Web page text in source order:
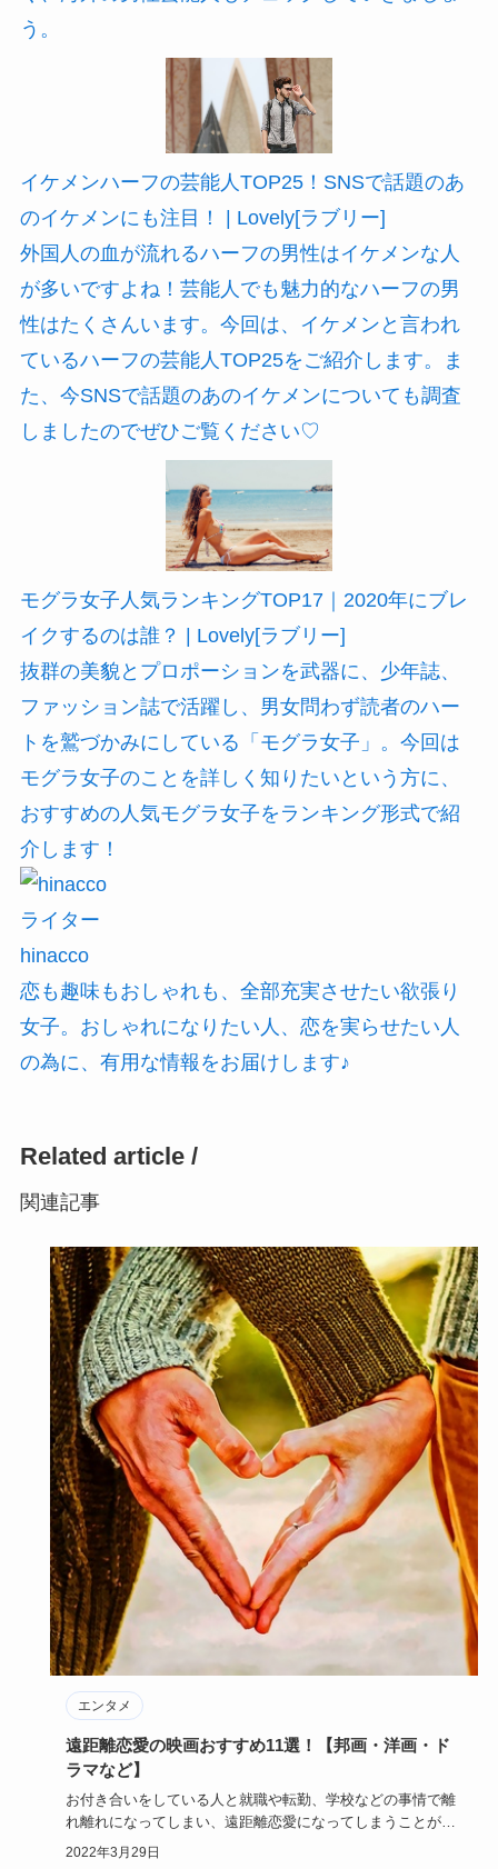
う。
イケメンハーフの芸能人TOP25！SNSで話題のあ
のイケメンにも注目！ | Lovely[ラブリー]
外国人の血が流れるハーフの男性はイケメンな人
が多いですよね！芸能人でも魅力的なハーフの男
性はたくさんいます。今回は、イケメンと言われ
ているハーフの芸能人TOP25をご紹介します。ま
た、今SNSで話題のあのイケメンについても調査
しましたのでぜひご覧ください♡
モグラ女子人気ランキングTOP17｜2020年にブレ
イクするのは誰？ | Lovely[ラブリー]
抜群の美貌とプロポーションを武器に、少年誌、
ファッション誌で活躍し、男女問わず読者のハー
トを鷲づかみにしている「モグラ女子」。今回は
モグラ女子のことを詳しく知りたいという方に、
おすすめの人気モグラ女子をランキング形式で紹
介します！
ライター
hinacco
恋も趣味もおしゃれも、全部充実させたい欲張り
女子。おしゃれになりたい人、恋を実らせたい人
の為に、有用な情報をお届けします♪
Related article /
関連記事
エンタメ
遠距離恋愛の映画おすすめ11選！【邦画・洋画・ド
ラマなど】
お付き合いをしている人と就職や転勤、学校などの事情で離
れ離れになってしまい、遠距離恋愛になってしまうことがあ
ります。会いた…
2022年3月29日